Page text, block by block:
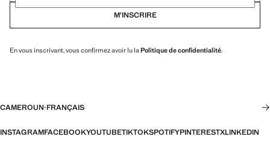
M’INSCRIRE
En vous inscrivant, vous confirmez avoir lu la Politique de confidentialité.
CAMEROUN·FRANÇAIS
INSTAGRAMFACEBOOKYOUTUBETIKTOKSPOTIFYPINTERESTXLINKEDIN